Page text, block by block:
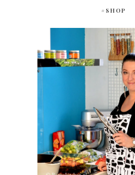
#SHOP